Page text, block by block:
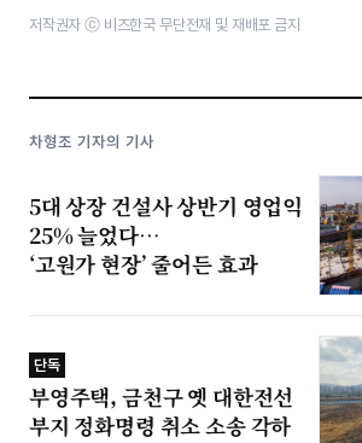
저작권자 ⓒ 비즈한국 무단전재 및 재배포 금지
차형조 기자의 기사
5대 상장 건설사 상반기 영업익
25% 늘었다…
‘고원가 현장’ 줄어든 효과
단독
부영주택, 금천구 옛 대한전선
부지 정화명령 취소 소송 각하